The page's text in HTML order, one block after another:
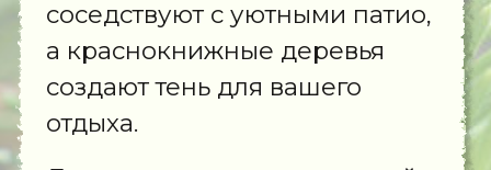
встречи с близкими — всё это
ждёт вас среди зелени,
простора и свежего воздуха.
Найдите свой идеальный
момент в сердце природы.